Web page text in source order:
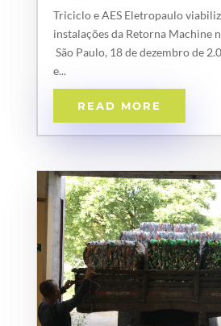
Triciclo e AES Eletropaulo
instalações da Retorna Machine
São Paulo, 18 de dezembro de
e...
READ MORE